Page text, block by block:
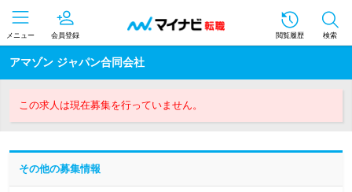
メニュー 会員登録 閲覧履歴 検索
アマゾン ジャパン合同会社
この求人は現在募集を行っていません。
その他の募集情報